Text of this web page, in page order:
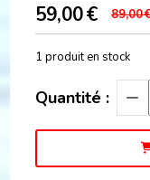
59,00€ 89,00
1 produit en stock
Quantité :